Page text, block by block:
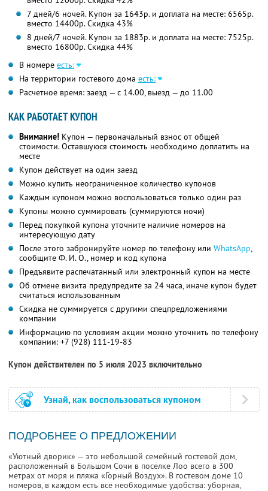
7 дней/6 ночей. Купон за 1643р. и доплата на месте: 6565р.
вместо 14400р.Скидка 43%
8 дней/7 ночей. Купон за 1883р. и доплата на месте: 7525р.
вместо 16800р.Скидка 44%
В номере есть:
На территории гостевого дома есть:
Расчетное время: заезд — с 14.00, выезд — до 11.00
КАК РАБОТАЕТ КУПОН
Внимание! Купон — первоначальный взнос от общей
стоимости. Оставшуюся стоимость необходимо доплатить на
месте
Купон действует на один заезд
Можно купить неограниченное количество купонов
Каждым купоном можно воспользоваться только один раз
Купоны можно суммировать (суммируются ночи)
Перед покупкой купона уточните наличие номеров на
интересующую дату
После этого забронируйте номер по телефону или WhatsApp,
сообщите Ф. И. О., номер и код купона
Предъявите распечатанный или электронный купон на месте
Об отмене визита предупредите за 24 часа, иначе купон будет
считаться использованным
Скидка не суммируется с другими спецпредложениями
компании
Информацию по условиям акции можно уточнить по телефону
компании: +7 (928) 111-19-83
Купон действителен по 5 июля 2023 включительно
Узнай, как воспользоваться купоном
ПОДРОБНЕЕ О ПРЕДЛОЖЕНИИ
«Уютный дворик» — это небольшой семейный гостевой дом,
расположенный в Большом Сочи в поселке Лоо всего в 300
метрах от моря и пляжа «Горный Воздух». В гостевом доме 10
номеров, в каждом есть все необходимые удобства: уборная,